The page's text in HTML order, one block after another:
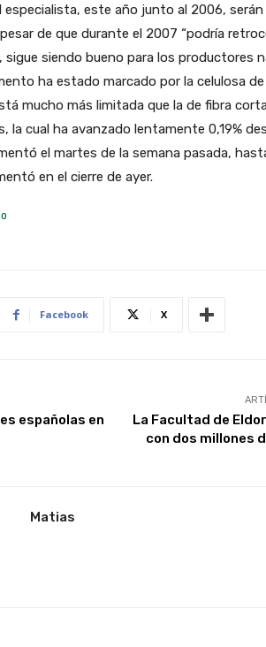
especialista, este año junto al 2006,
de que durante el 2007 “podría
sigue siendo bueno para los productores
ha estado marcado por la celulosa de
mucho más limitada que la de fibra
la cual ha avanzado lentamente 0,19%
el martes de la semana pasada,
en el cierre de ayer.
Facebook X
españolas en
La Facultad de
con dos millones
Matias